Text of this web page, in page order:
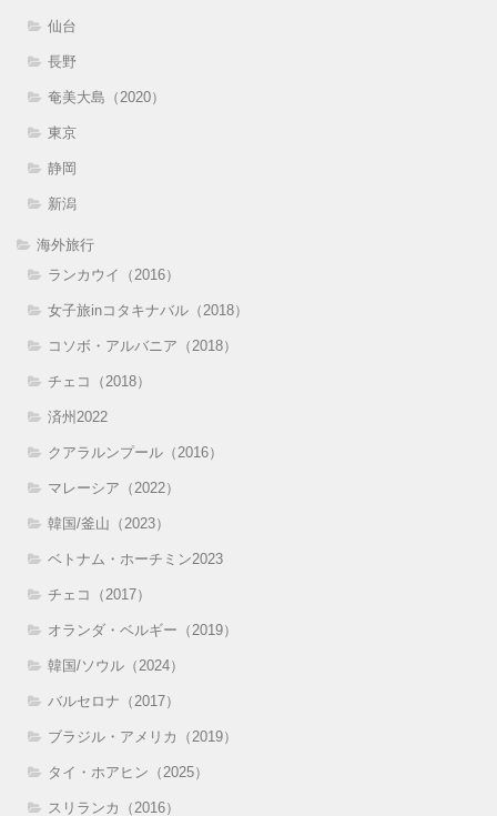
仙台
長野
奄美大島（2020）
東京
静岡
新潟
海外旅行
ランカウイ（2016）
女子旅inコタキナバル（2018）
コソボ・アルバニア（2018）
チェコ（2018）
済州2022
クアラルンプール（2016）
マレーシア（2022）
韓国/釜山（2023）
ベトナム・ホーチミン2023
チェコ（2017）
オランダ・ベルギー（2019）
韓国/ソウル（2024）
バルセロナ（2017）
ブラジル・アメリカ（2019）
タイ・ホアヒン（2025）
スリランカ（2016）